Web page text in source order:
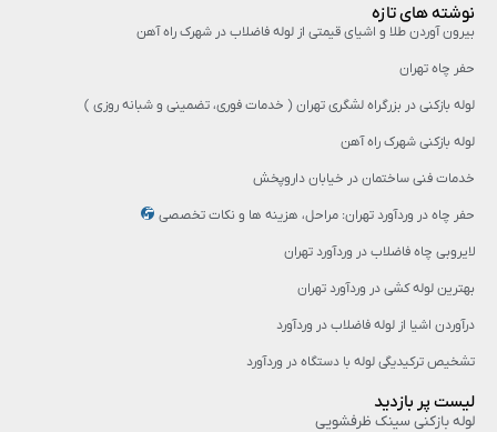
نوشته های تازه
بیرون آوردن طلا و اشیای قیمتی از لوله فاضلاب در شهرک راه‌ آهن
حفر چاه تهران
لوله بازکنی در بزرگراه لشگری تهران ( خدمات فوری، تضمینی و شبانه روزی )
لوله بازکنی شهرک راه آهن
خدمات فنی ساختمان در خیابان داروپخش
حفر چاه در وردآورد تهران: مراحل، هزینه‌ ها و نکات تخصصی
لایروبی چاه فاضلاب در وردآورد تهران
بهترین لوله کشی در وردآورد تهران
درآوردن اشیا از لوله فاضلاب در وردآورد
تشخیص ترکیدیگی لوله با دستگاه در وردآورد
لیست پر بازدید
لوله بازکنی سینک ظرفشویی